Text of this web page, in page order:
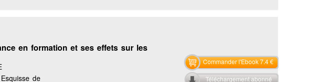
en formation et ses effets sur les
de
Commander l'Ebook 7.4 €
Téléchargement abonné